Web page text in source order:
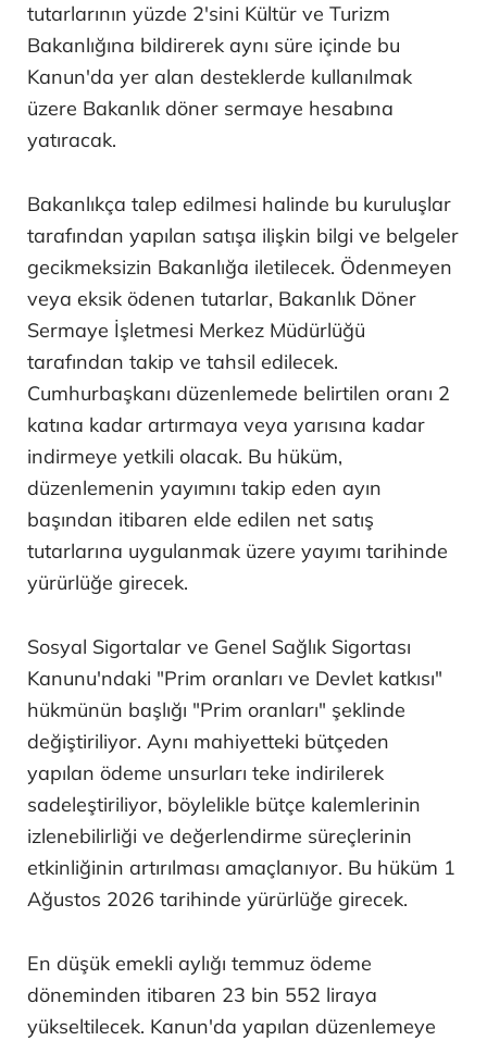
tutarlarının yüzde 2'sini Kültür ve Turizm
Bakanlığına bildirerek aynı süre içinde bu
Kanun'da yer alan desteklerde kullanılmak
üzere Bakanlık döner sermaye hesabına
yatıracak.
Bakanlıkça talep edilmesi halinde bu kuruluşlar
tarafından yapılan satışa ilişkin bilgi ve belgeler
gecikmeksizin Bakanlığa iletilecek. Ödenmeyen
veya eksik ödenen tutarlar, Bakanlık Döner
Sermaye İşletmesi Merkez Müdürlüğü
tarafından takip ve tahsil edilecek.
Cumhurbaşkanı düzenlemede belirtilen oranı 2
katına kadar artırmaya veya yarısına kadar
indirmeye yetkili olacak. Bu hüküm,
düzenlemenin yayımını takip eden ayın
başından itibaren elde edilen net satış
tutarlarına uygulanmak üzere yayımı tarihinde
yürürlüğe girecek.
Sosyal Sigortalar ve Genel Sağlık Sigortası
Kanunu'ndaki "Prim oranları ve Devlet katkısı"
hükmünün başlığı "Prim oranları" şeklinde
değiştiriliyor. Aynı mahiyetteki bütçeden
yapılan ödeme unsurları teke indirilerek
sadeleştiriliyor, böylelikle bütçe kalemlerinin
izlenebilirliği ve değerlendirme süreçlerinin
etkinliğinin artırılması amaçlanıyor. Bu hüküm 1
Ağustos 2026 tarihinde yürürlüğe girecek.
En düşük emekli aylığı temmuz ödeme
döneminden itibaren 23 bin 552 liraya
yükseltilecek. Kanun'da yapılan düzenlemeye